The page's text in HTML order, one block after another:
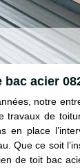
acier
notre
travaux de
en place
Que ce soit
de toit bac